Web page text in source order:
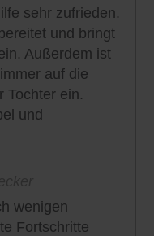
sehr zufrieden.
und bringt
Außerdem ist
auf die
Tochter ein.
und
wenigen
Fortschritte